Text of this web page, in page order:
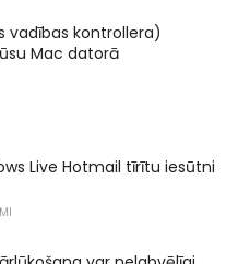
vadības kontrollera)
Mac datorā
Live Hotmail tīrītu iesūtni